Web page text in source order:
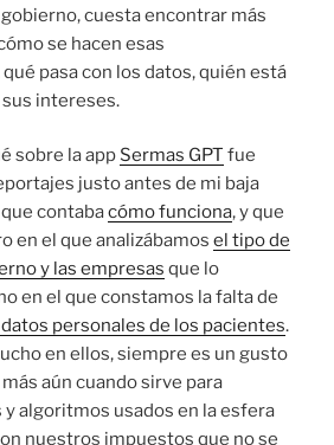
cuesta encontrar más
se hacen esas
pasa con los datos, quién está
intereses.
sobre la app Sermas GPT fue
justo antes de mi baja
contabacómo funciona, y que
en el que analizábamos el tipo de
y las empresas que lo
en el que constamos la falta de
personales de los pacientes.
en ellos, siempre es un gusto
aún cuando sirve para
algoritmos usados en la esfera
nuestros impuestos que no se